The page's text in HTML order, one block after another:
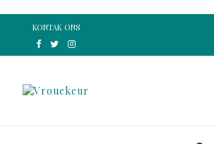
KONTAK ONS